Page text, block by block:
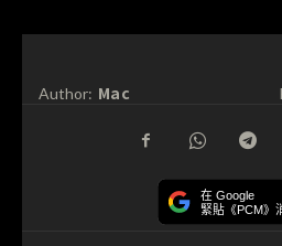
Author: Mac
在 Google
緊貼《PCM》